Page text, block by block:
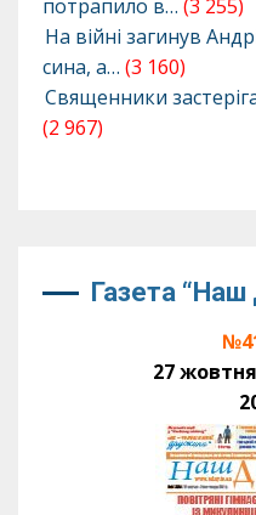
потрапило в… (3 255)
На війні загинув
сина, а… (3 160)
Священники
(2 967)
Газета
27